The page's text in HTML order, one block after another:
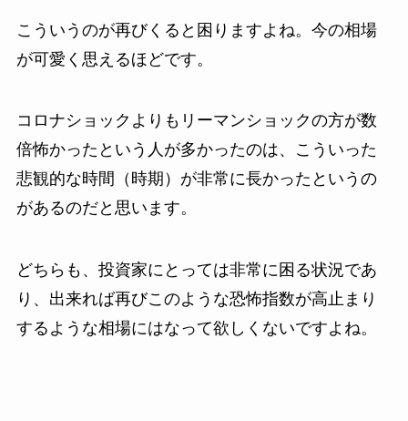
こういうのが再びくると困りますよね。今の相場
が可愛く思えるほどです。
コロナショックよりもリーマンショックの方が数
倍怖かったという人が多かったのは、こういった
悲観的な時間（時期）が非常に長かったというの
があるのだと思います。
どちらも、投資家にとっては非常に困る状況であ
り、出来れば再びこのような恐怖指数が高止まり
するような相場にはなって欲しくないですよね。